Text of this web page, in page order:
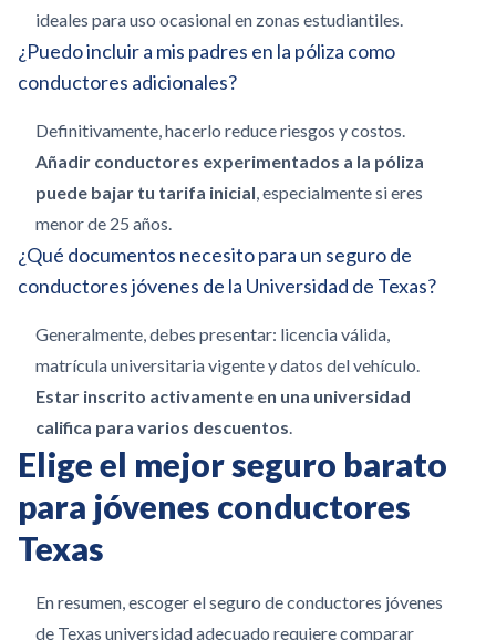
ideales para uso ocasional en zonas estudiantiles.
¿Puedo incluir a mis padres en la póliza como
conductores adicionales?
Definitivamente, hacerlo reduce riesgos y costos.
Añadir conductores experimentados a la póliza
puede bajar tu tarifa inicial, especialmente si eres
menor de 25 años.
¿Qué documentos necesito para un seguro de
conductores jóvenes de la Universidad de Texas?
Generalmente, debes presentar: licencia válida,
matrícula universitaria vigente y datos del vehículo.
Estar inscrito activamente en una universidad
califica para varios descuentos.
Elige el mejor seguro barato
para jóvenes conductores
Texas
En resumen, escoger el seguro de conductores jóvenes
de Texas universidad adecuado requiere comparar